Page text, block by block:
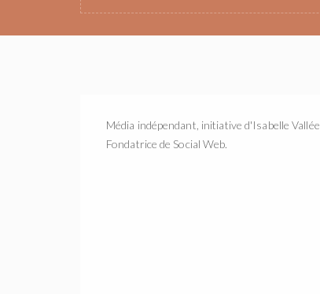
Média indépendant, initiative d'Isabelle Vallée,
Fondatrice de Social Web.